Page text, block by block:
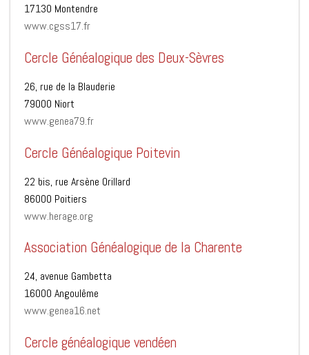
17130 Montendre
www.cgss17.fr
Cercle Généalogique des Deux-Sèvres
26, rue de la Blauderie
79000 Niort
www.genea79.fr
Cercle Généalogique Poitevin
22 bis, rue Arsène Orillard
86000 Poitiers
www.herage.org
Association Généalogique de la Charente
24, avenue Gambetta
16000 Angoulême
www.genea16.net
Cercle généalogique vendéen